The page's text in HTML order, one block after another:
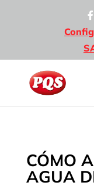
CÓMO
AGUA